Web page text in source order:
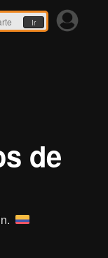
Ir
de